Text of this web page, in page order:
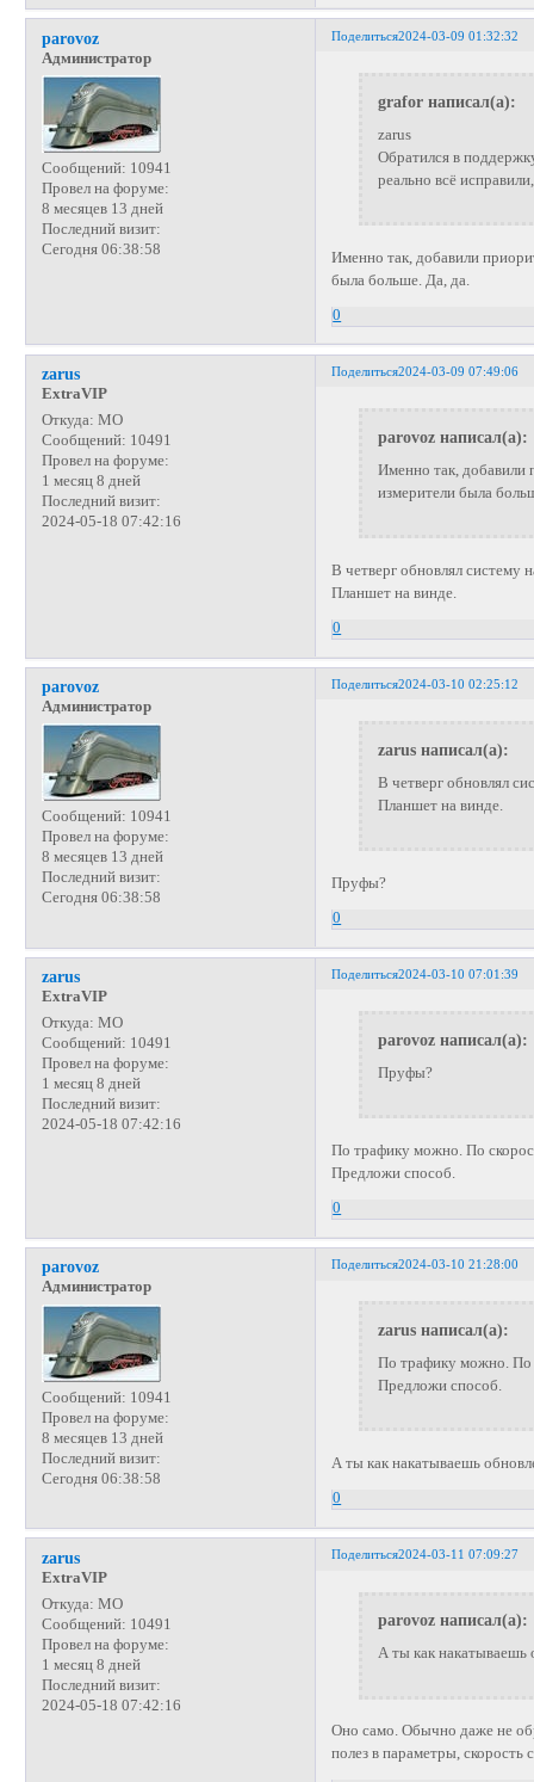
Поделиться2024-03-09 01:32:32
parovoz
Администратор
Сообщений: 10941
Провел на форуме:
8 месяцев 13 дней
Последний визит:
Сегодня 06:38:58
grafor написал(а):
zarus
Обратился в
реально всё
Именно так, добавили
была больше. Да, да.
0
Поделиться2024-03-09 07:49:06
zarus
ExtraVIP
Откуда: МО
Сообщений: 10491
Провел на форуме:
1 месяц 8 дней
Последний визит:
2024-05-18 07:42:16
parovoz написал(а):
Именно так, добавили
измерители была
В четверг обновлял систему
Планшет на винде.
0
Поделиться2024-03-10 02:25:12
parovoz
Администратор
Сообщений: 10941
Провел на форуме:
8 месяцев 13 дней
Последний визит:
Сегодня 06:38:58
zarus написал(а):
В четверг обновлял
Планшет на винде.
Пруфы?
0
Поделиться2024-03-10 07:01:39
zarus
ExtraVIP
Откуда: МО
Сообщений: 10491
Провел на форуме:
1 месяц 8 дней
Последний визит:
2024-05-18 07:42:16
parovoz написал(а):
Пруфы?
По трафику можно. По
Предложи способ.
0
Поделиться2024-03-10 21:28:00
parovoz
Администратор
Сообщений: 10941
Провел на форуме:
8 месяцев 13 дней
Последний визит:
Сегодня 06:38:58
zarus написал(а):
По трафику можно. По
Предложи способ.
А ты как накатываешь
0
Поделиться2024-03-11 07:09:27
zarus
ExtraVIP
Откуда: МО
Сообщений: 10491
Провел на форуме:
1 месяц 8 дней
Последний визит:
2024-05-18 07:42:16
parovoz написал(а):
А ты как накатываешь
Оно само. Обычно даже не
полез в параметры, скорость